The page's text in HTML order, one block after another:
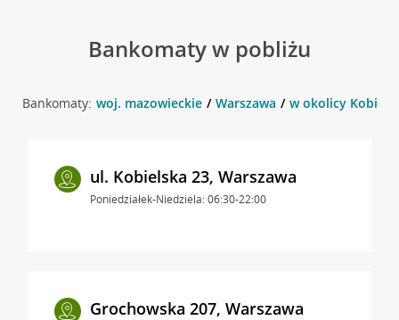
Bankomaty w pobliżu
Bankomaty: woj. mazowieckie Warszawa w okolicy
ul. Kobielska 23, Warszawa
Poniedziałek-Niedziela: 06:30-22:00
Grochowska 207, Warszawa